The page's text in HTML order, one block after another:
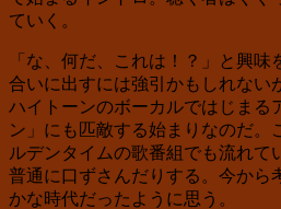
ていく。
「な、何だ、これは！？」と興
合いに出すには強引かもしれない
ハイトーンのボーカルではじまる
ン」にも匹敵する始まりなのだ。
ルデンタイムの歌番組でも流れて
普通に口ずさんだりする。今から
かな時代だったように思う。